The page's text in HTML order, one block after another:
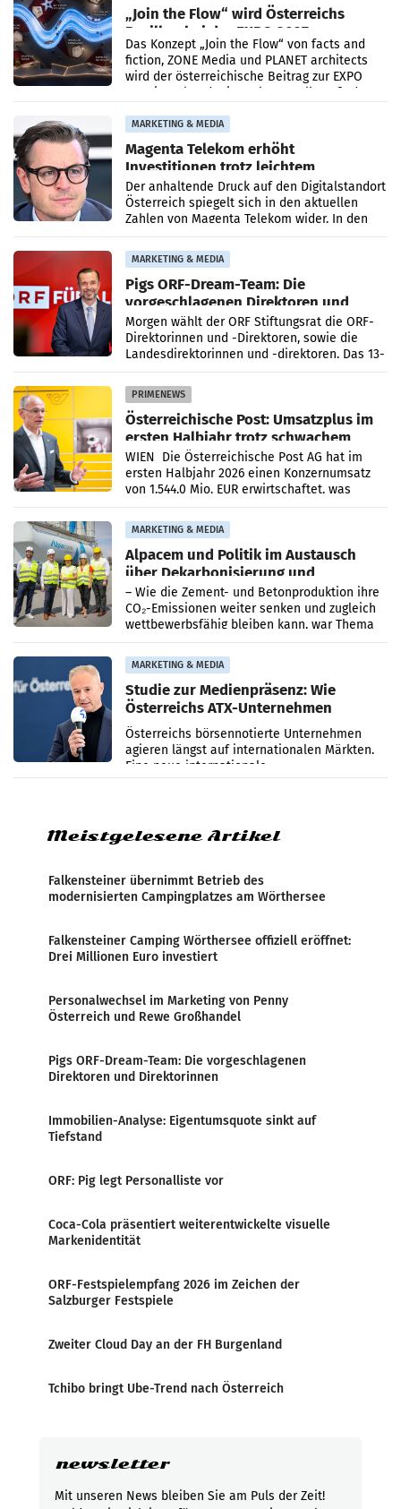
„Join the Flow“ wird Österreichs
Pavillon bei der EXPO 2027
Das Konzept „Join the Flow“ von facts and
fiction, ZONE Media und PLANET architects
wird der österreichische Beitrag zur EXPO
2027 in Belgrad. Die Weltausstellung findet
MARKETING & MEDIA
Magenta Telekom erhöht
Investitionen trotz leichtem
Umsatzrückgang
Der anhaltende Druck auf den Digitalstandort
Österreich spiegelt sich in den aktuellen
Zahlen von Magenta Telekom wider. In den
ersten sechs Monaten des laufenden Jahres
verzeichnete
MARKETING & MEDIA
Pigs ORF-Dream-Team: Die
vorgeschlagenen Direktoren und
Direktorinnen
Morgen wählt der ORF Stiftungsrat die ORF-
Direktorinnen und -Direktoren, sowie die
Landesdirektorinnen und -direktoren. Das 13-
köpfige Wunschteam des ab 1. Jänner 2027
amtierenden
PRIMENEWS
Österreichische Post: Umsatzplus im
ersten Halbjahr trotz schwachem
Briefgeschäft
WIEN Die Österreichische Post AG hat im
ersten Halbjahr 2026 einen Konzernumsatz
von 1.544,0 Mio. EUR erwirtschaftet, was
einem Plus von 3,8 Prozent gegenüber dem
Vergleichszeitraum
MARKETING & MEDIA
Alpacem und Politik im Austausch
über Dekarbonisierung und
Energiepreise
– Wie die Zement- und Betonproduktion ihre
CO₂-Emissionen weiter senken und zugleich
wettbewerbsfähig bleiben kann, war Thema
eines Treffens zwischen Staatssekretärin
Elisabeth
MARKETING & MEDIA
Studie zur Medienpräsenz: Wie
Österreichs ATX-Unternehmen
international wahrgenommen
werden
Österreichs börsennotierte Unternehmen
agieren längst auf internationalen Märkten.
Eine neue internationale
Medienresonanzanalyse untersucht die
Meistgelesene Artikel
Falkensteiner übernimmt Betrieb des
modernisierten Campingplatzes am Wörthersee
Falkensteiner Camping Wörthersee offiziell eröffnet:
Drei Millionen Euro investiert
Personalwechsel im Marketing von Penny
Österreich und Rewe Großhandel
Pigs ORF-Dream-Team: Die vorgeschlagenen
Direktoren und Direktorinnen
Immobilien-Analyse: Eigentumsquote sinkt auf
Tiefstand
ORF: Pig legt Personalliste vor
Coca-Cola präsentiert weiterentwickelte visuelle
Markenidentität
ORF-Festspielempfang 2026 im Zeichen der
Salzburger Festspiele
Zweiter Cloud Day an der FH Burgenland
Tchibo bringt Ube-Trend nach Österreich
newsletter
Mit unseren News bleiben Sie am Puls der Zeit!